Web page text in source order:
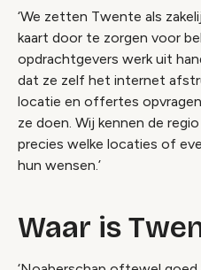
‘We zetten Twente als
kaart door te zorgen voor
opdrachtgevers werk uit
dat ze zelf het internet
locatie en offertes
ze doen. Wij kennen de
precies welke locaties of
hun wensen.’
Waar is